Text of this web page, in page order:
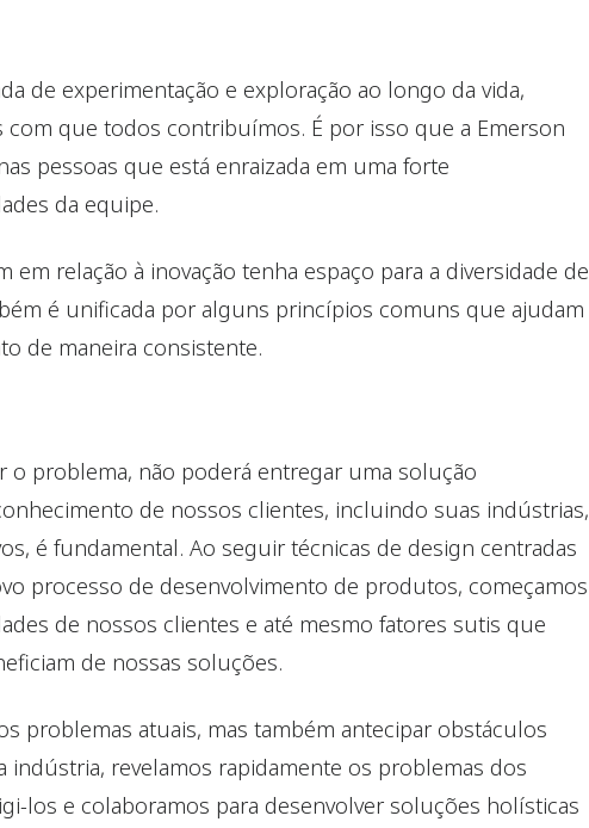
de experimentação e exploração ao longo da vida,
com que todos contribuímos. É por isso que a Emerson
pessoas que está enraizada em uma forte
da equipe.
relação à inovação tenha espaço para a diversidade de
é unificada por alguns princípios comuns que ajudam
de maneira consistente.
o problema, não poderá entregar uma solução
de nossos clientes, incluindo suas indústrias,
é fundamental. Ao seguir técnicas de design centradas
processo de desenvolvimento de produtos, começamos
de nossos clientes e até mesmo fatores sutis que
de nossas soluções.
problemas atuais, mas também antecipar obstáculos
indústria, revelamos rapidamente os problemas dos
los e colaboramos para desenvolver soluções holísticas